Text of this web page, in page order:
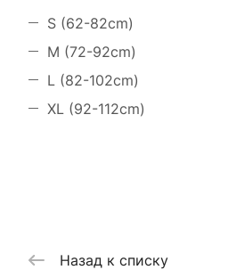
S (62-82cm)
M (72-92cm)
L (82-102cm)
XL (92-112cm)
Назад к списку